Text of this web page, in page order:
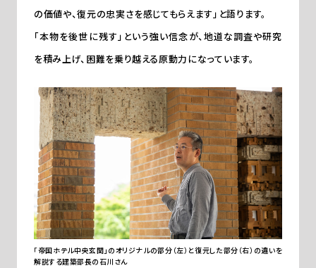
の価値や、復元の忠実さを感じてもらえます」と語ります。
「本物を後世に残す」という強い信念が、地道な調査や研究
を積み上げ、困難を乗り越える原動力になっています。
「帝国ホテル中央玄関」のオリジナルの部分（左）と復元した部分（右）の違いを
解説する建築部長の石川さん